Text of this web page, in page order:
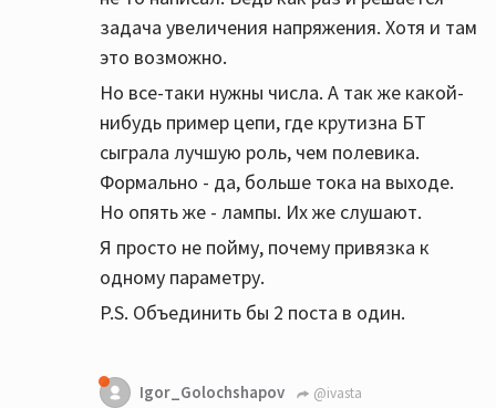
задача увеличения напряжения. Хотя и там
это возможно.
Но все-таки нужны числа. А так же какой-
нибудь пример цепи, где крутизна БТ
сыграла лучшую роль, чем полевика.
Формально - да, больше тока на выходе.
Но опять же - лампы. Их же слушают.
Я просто не пойму, почему привязка к
одному параметру.
P.S. Объединить бы 2 поста в один.
Igor_Golochshapov
@ivasta